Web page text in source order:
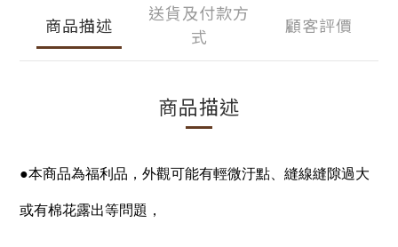
商品描述
送貨及付款方
式
顧客評價
商品描述
●本商品為福利品，外觀可能有輕微汙點 、縫線縫隙過大
或有棉花露出等問題，